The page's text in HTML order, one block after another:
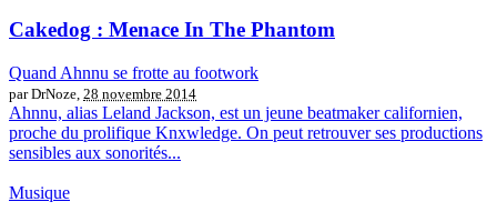
Cakedog : Menace In The Phantom
Quand Ahnnu se frotte au footwork
par DrNoze, 28 novembre 2014
Ahnnu, alias Leland Jackson, est un jeune beatmaker californien,
proche du prolifique Knxwledge. On peut retrouver ses productions
sensibles aux sonorités...
Musique